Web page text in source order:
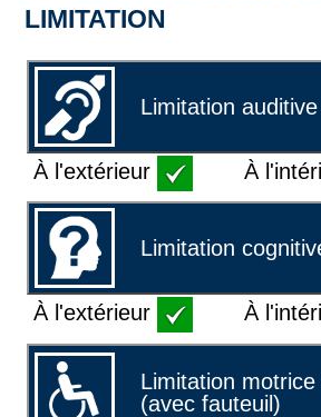
LIMITATION
Limitation auditive
À l'extérieur À
Limitation
À l'extérieur À
Limitation motrice
(avec fauteuil)